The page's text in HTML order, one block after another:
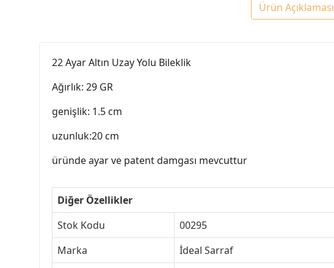
Ürün Açıklaması
22 Ayar Altın Uzay Yolu Bileklik
Ağırlık: 29 GR
genişlik: 1.5 cm
uzunluk:20 cm
üründe ayar ve patent damgası mevcuttur
Diğer Özellikler
Stok Kodu
00295
Marka
İdeal Sarraf